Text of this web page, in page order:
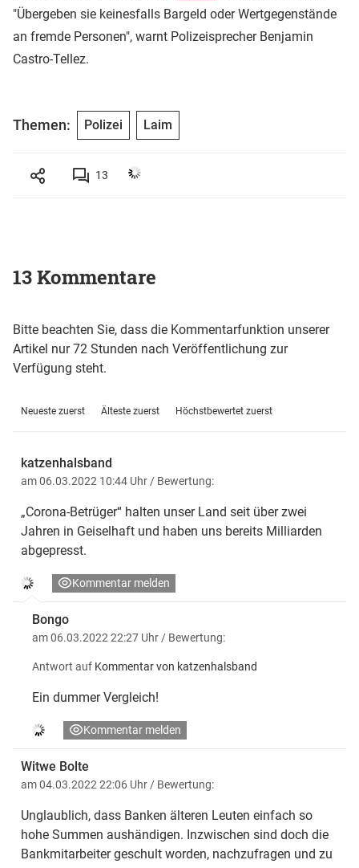
"Übergeben sie keinesfalls Bargeld oder Wertgegenstände
an fremde Personen", warnt Polizeisprecher Benjamin
Castro-Tellez.
Themen: Polizei Laim
13
13 Kommentare
Bitte beachten Sie, dass die Kommentarfunktion unserer
Artikel nur 72 Stunden nach Veröffentlichung zur
Verfügung steht.
Neueste zuerst Älteste zuerst Höchstbewertet zuerst
katzenhalsband
am 06.03.2022 10:44 Uhr / Bewertung:
„Corona-Betrüger“ halten unser Land seit über zwei
Jahren in Geiselhaft und haben uns bereits Milliarden
abgepresst.
Kommentar melden
Bongo
am 06.03.2022 22:27 Uhr / Bewertung:
Antwort auf Kommentar von katzenhalsband
Ein dummer Vergleich!
Kommentar melden
Witwe Bolte
am 04.03.2022 22:06 Uhr / Bewertung:
Unglaublich, dass Banken älteren Leuten einfach so
hohe Summen aushändigen. Inzwischen sind doch die
Bankmitarbeiter geschult worden, nachzufragen und zu